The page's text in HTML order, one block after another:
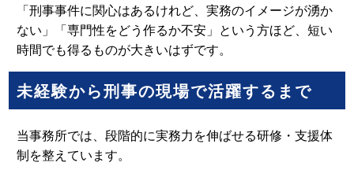
「刑事事件に関心はあるけれど、実務のイメージが湧か
ない」「専門性をどう作るか不安」という方ほど、短い
時間でも得るものが大きいはずです。
未経験から刑事の現場で活躍するまで
当事務所では、段階的に実務力を伸ばせる研修・支援体
制を整えています。